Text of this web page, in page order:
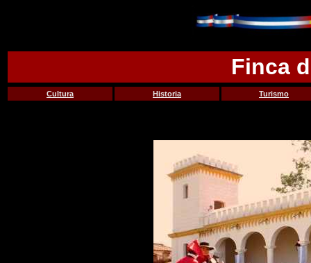
Finca
Cultura Historia Turismo